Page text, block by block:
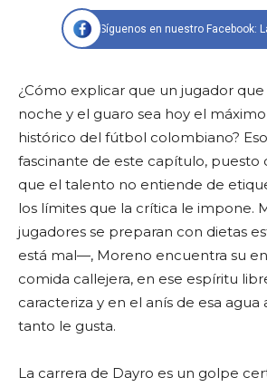
Síguenos en nuestro Facebook:
¿Cómo explicar que un jugador
noche y el guaro sea hoy el
histórico del fútbol colombiano?
fascinante de este capítulo, puesto
que el talento no entiende de
los límites que la crítica le impone.
jugadores se preparan con dietas
está mal—, Moreno encuentra su
comida callejera, en ese espíritu
caracteriza y en el anís de esa
tanto le gusta.
La carrera de Dayro es un golpe